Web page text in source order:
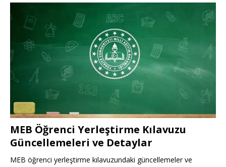
MEB Öğrenci Yerleştirme Kılavuzu
Güncellemeleri ve Detaylar
MEB öğrenci yerleştirme kılavuzundaki güncellemeler ve